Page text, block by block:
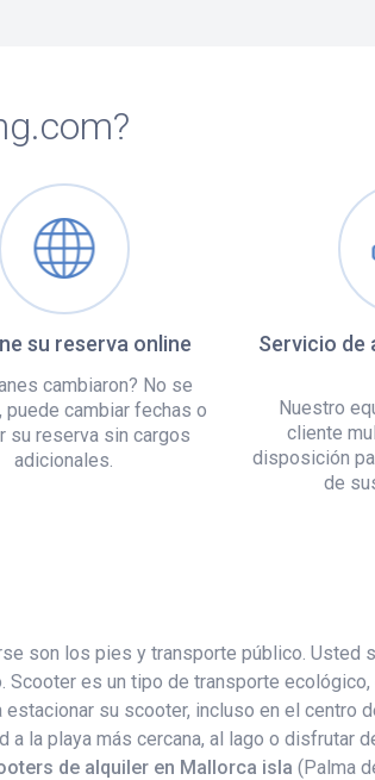
su reserva online
cambiaron? No se
puede cambiar fechas o
su reserva sin cargos
adicionales.
Servicio de
Nuestro
cliente
disposición
de
son los pies y transporte público. Usted
es un tipo de transporte
su scooter, incluso en el centro
la playa más cercana, al lago o disfrutar
de alquiler en Mallorca isla (Palma